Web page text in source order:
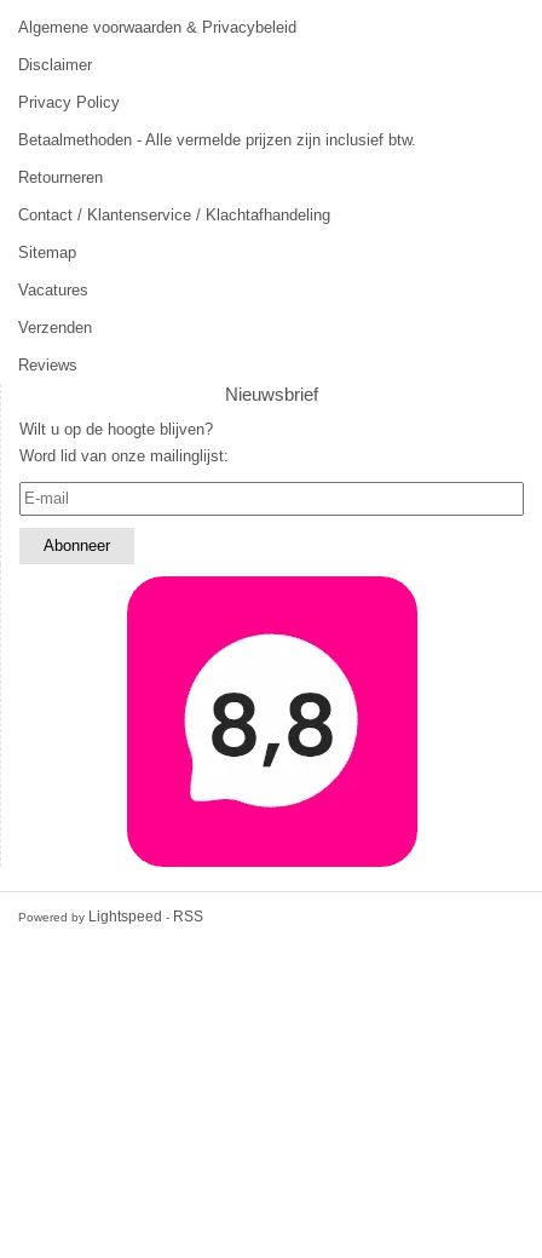
Algemene voorwaarden & Privacybeleid
Disclaimer
Privacy Policy
Betaalmethoden - Alle vermelde prijzen zijn inclusief btw.
Retourneren
Contact / Klantenservice / Klachtafhandeling
Sitemap
Vacatures
Verzenden
Reviews
Nieuwsbrief
Wilt u op de hoogte blijven?
Word lid van onze mailinglijst:
Powered by Lightspeed - RSS